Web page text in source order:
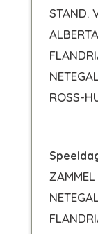
STAND.
ALBERTA
ROSS-
ZAMMEL